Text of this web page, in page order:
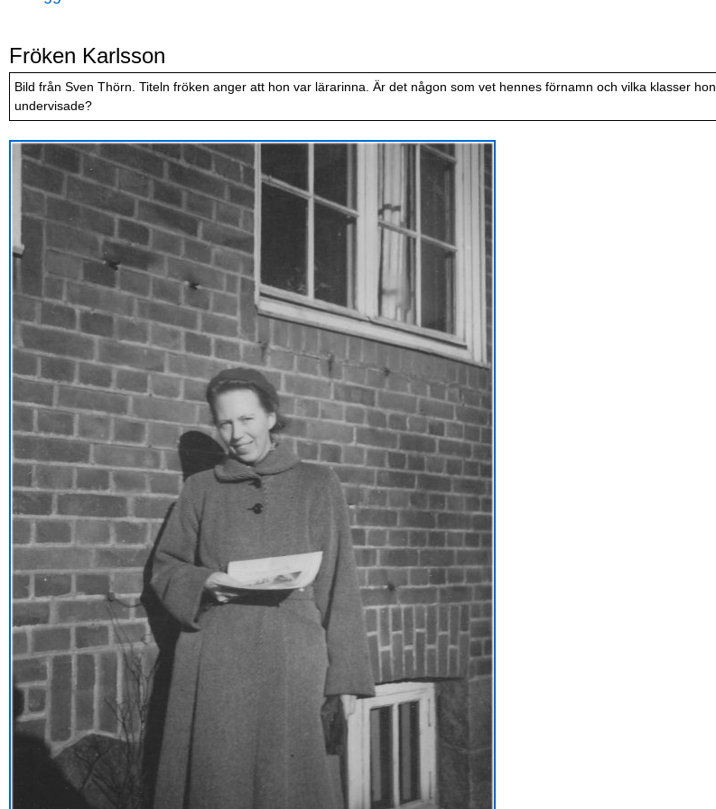
Fröken Karlsson
Bild från Sven Thörn. Titeln fröken anger att hon var lärarinna. Är det någon som vet hennes förnamn och vilka klasser hon
undervisade?